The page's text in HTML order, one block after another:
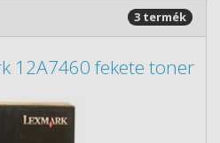
3 termék
12A7460 fekete toner